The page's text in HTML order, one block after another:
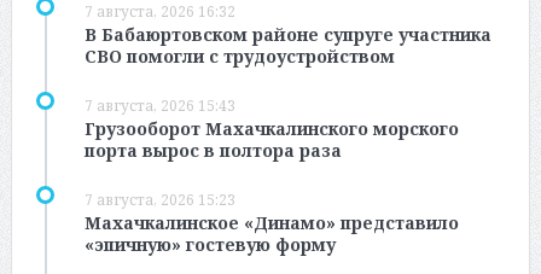
7 августа, 2026 16:32
В Бабаюртовском районе супруге участника
СВО помогли с трудоустройством
7 августа, 2026 15:43
Грузооборот Махачкалинского морского
порта вырос в полтора раза
7 августа, 2026 15:23
Махачкалинское «Динамо» представило
«эпичную» гостевую форму